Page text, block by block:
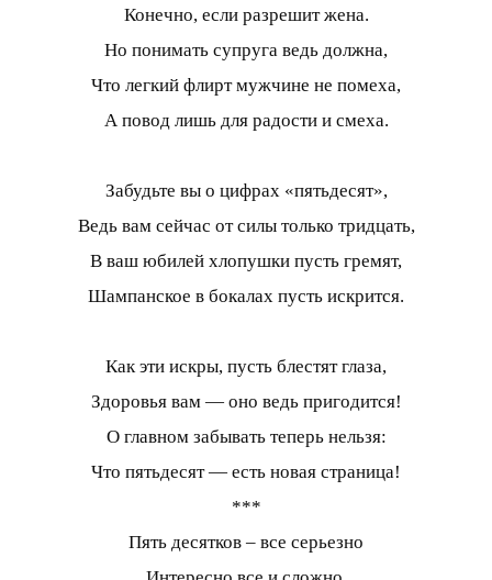
Конечно, если разрешит жена.
Но понимать супруга ведь должна,
Что легкий флирт мужчине не помеха,
А повод лишь для радости и смеха.
Забудьте вы о цифрах «пятьдесят»,
Ведь вам сейчас от силы только тридцать,
В ваш юбилей хлопушки пусть гремят,
Шампанское в бокалах пусть искрится.
Как эти искры, пусть блестят глаза,
Здоровья вам — оно ведь пригодится!
О главном забывать теперь нельзя:
Что пятьдесят — есть новая страница!
***
Пять десятков – все серьезно